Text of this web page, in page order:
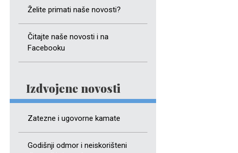
Želite primati naše novosti?
Čitajte naše novosti i na
Facebooku
Izdvojene novosti
Zatezne i ugovorne kamate
Godišnji odmor i neiskorišteni